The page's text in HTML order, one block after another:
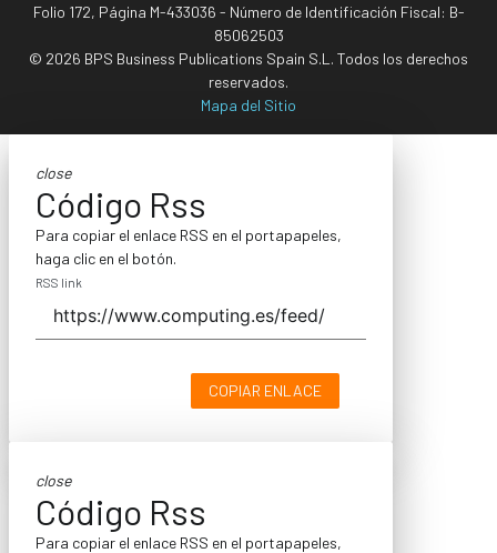
Folio 172, Página M-433036 - Número de Identificación Fiscal: B-
85062503
© 2026 BPS Business Publications Spain S.L. Todos los derechos
reservados.
Mapa del Sitio
close
Código Rss
Para copiar el enlace RSS en el portapapeles,
haga clic en el botón.
RSS link
COPIAR ENLACE
close
Código Rss
Para copiar el enlace RSS en el portapapeles,